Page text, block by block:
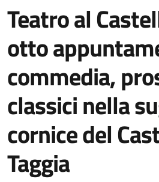
Teatro al
otto
commedia,
classici nella
cornice del
Taggia